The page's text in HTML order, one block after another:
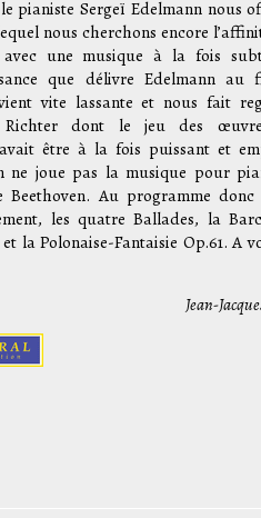
pianiste Sergeï Edelmann nous
nous cherchons encore
une musique à la fois
que délivre Edelmann au
vite lassante et nous fait
Richter dont le jeu des
être à la fois puissant et
ne joue pas la musique pour
Beethoven. Au programme
les quatre Ballades, la
la Polonaise-Fantaisie Op.61. A
Jean-